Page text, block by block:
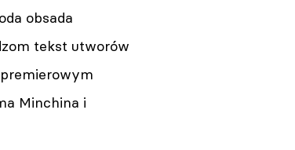
obsada
tekst utworów
Minchina i